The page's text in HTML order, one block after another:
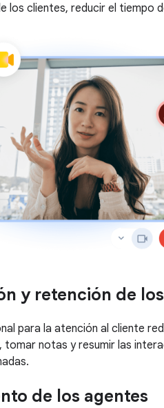
los clientes, reducir el tiempo
y retención de
para la atención al cliente
tomar notas y resumir las
de los agentes